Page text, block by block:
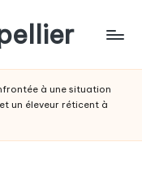
à une situation
un éleveur réticent à